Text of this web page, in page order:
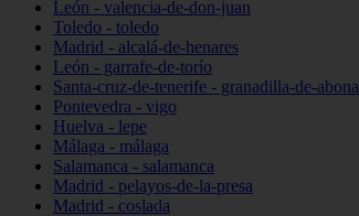
León - valencia-de-don-juan
Toledo - toledo
Madrid - alcalá-de-henares
León - garrafe-de-torío
Santa-cruz-de-tenerife - granadilla-de-abona
Pontevedra - vigo
Huelva - lepe
Málaga - málaga
Salamanca - salamanca
Madrid - pelayos-de-la-presa
Madrid - coslada